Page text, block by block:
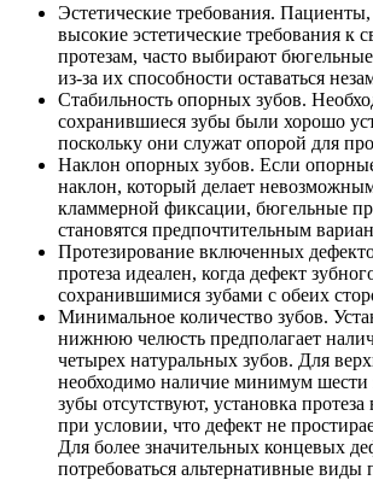
Эстетические требования. Пациенты,
высокие эстетические требования к
протезам, часто выбирают
из-за их способности оставаться
Стабильность опорных зубов.
сохранившиеся зубы были хорошо
поскольку они служат опорой для
Наклон опорных зубов. Если
наклон, который делает
кламмерной фиксации, бюгельные
становятся предпочтительным
Протезирование включенных
протеза идеален, когда дефект
сохранившимися зубами с обеих
Минимальное количество зубов.
нижнюю челюсть предполагает
четырех натуральных зубов. Для
необходимо наличие минимум шести
зубы отсутствуют, установка
при условии, что дефект не
Для более значительных концевых
потребоваться альтернативные виды